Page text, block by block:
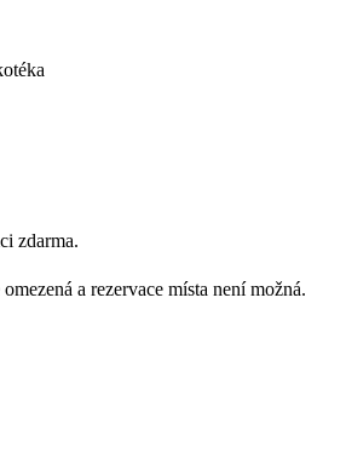
zdarma.
a rezervace místa není možná.